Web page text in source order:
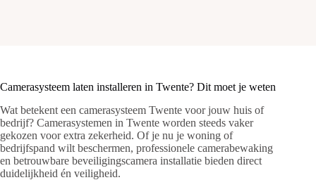
Camerasysteem laten installeren in Twente? Dit moet je weten
Wat betekent een camerasysteem Twente voor jouw huis of
bedrijf? Camerasystemen in Twente worden steeds vaker
gekozen voor extra zekerheid. Of je nu je woning of
bedrijfspand wilt beschermen, professionele camerabewaking
en betrouwbare beveiligingscamera installatie bieden direct
duidelijkheid én veiligheid.